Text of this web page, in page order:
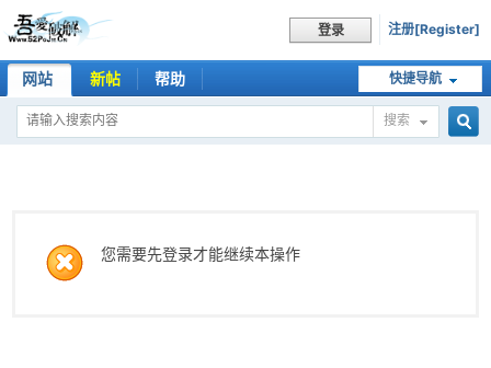
登录 注册[Register]
快捷导航
网站 新帖 帮助
搜索
您需要先登录才能继续本操作